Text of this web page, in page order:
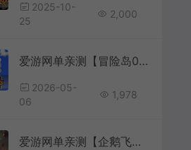
2025-10-
25
2,000
爱游网单亲测【冒险岛083单机版】最新整理北斗冒险岛083完整版 带网页GM后台 可发物品点券自定义掉落 装备属性 免虚拟机一键端视频安装教学
2026-05-
06
1,978
爱游网单亲测【企鹅飞车单机版】最新整理14.19493版带GM后台 AI假人陪跑 无限道具 免虚拟机一键端